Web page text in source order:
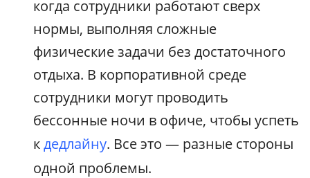
когда сотрудники работают сверх
нормы, выполняя сложные
физические задачи без достаточного
отдыха. В корпоративной среде
сотрудники могут проводить
бессонные ночи в офиче, чтобы успеть
кдедлайну. Все это — разные стороны
одной проблемы.